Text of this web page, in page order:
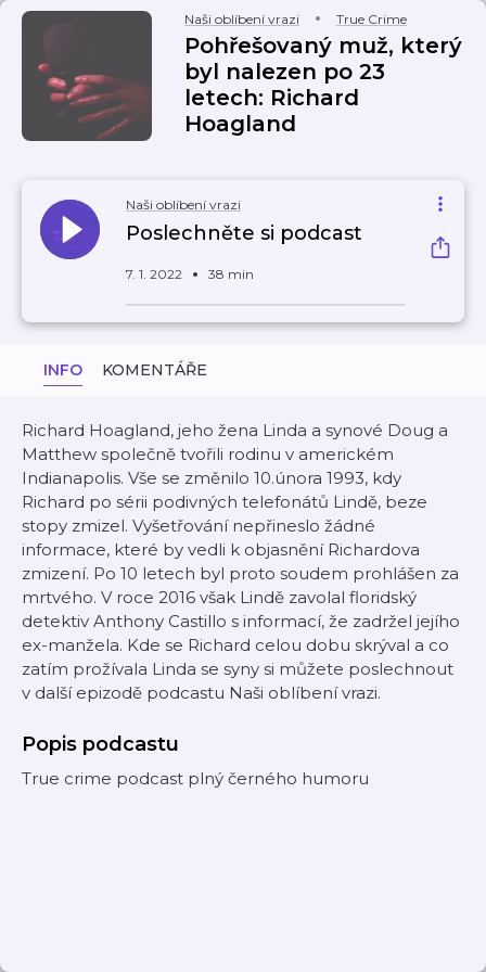
Naši oblíbení vrazi True Crime
Pohřešovaný muž, který
byl nalezen po 23
letech: Richard
Hoagland
Naši oblíbení vrazi
Poslechněte si podcast
7. 1. 2022 38 min
INFO KOMENTÁŘE
Richard Hoagland, jeho žena Linda a synové Doug a
Matthew společně tvořili rodinu v americkém
Indianapolis. Vše se změnilo 10.února 1993, kdy
Richard po sérii podivných telefonátů Lindě, beze
stopy zmizel. Vyšetřování nepřineslo žádné
informace, které by vedli k objasnění Richardova
zmizení. Po 10 letech byl proto soudem prohlášen za
mrtvého. V roce 2016 však Lindě zavolal floridský
detektiv Anthony Castillo s informací, že zadržel jejího
ex-manžela. Kde se Richard celou dobu skrýval a co
zatím prožívala Linda se syny si můžete poslechnout
v další epizodě podcastu Naši oblíbení vrazi.
Popis podcastu
True crime podcast plný černého humoru